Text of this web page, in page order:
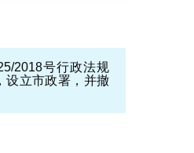
2018号行政法规
设立市政署，并撤